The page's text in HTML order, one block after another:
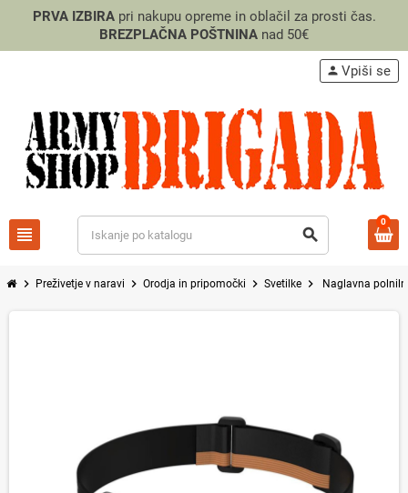
PRVA IZBIRApri nakupu opreme in oblačil za prosti čas.
BREZPLAČNA POŠTNINA nad 50€
view_headline search
person Vpiši se
0
chevron_right Preživetje v naravi chevron_right Orodja in pripomočki chevron_right Svetilke chevron_right Naglavna